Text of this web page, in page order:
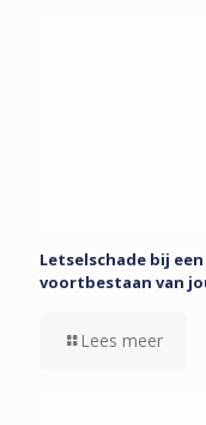
Letselschade bij
voortbestaan van
Lees meer